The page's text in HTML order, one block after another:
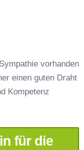
vorhanden
einen guten Draht
Kompetenz
für die